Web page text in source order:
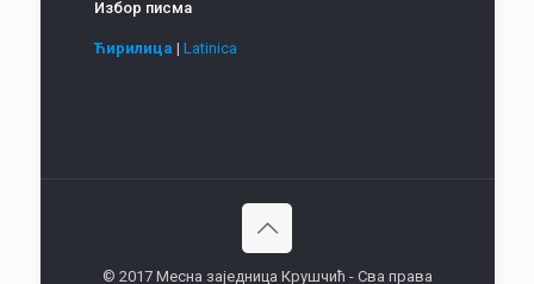
Избор писма
Ћирилица | Latinica
© 2017 Месна заједница Крушчић - Сва права